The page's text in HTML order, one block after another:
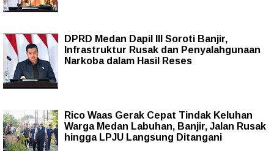
DPRD Medan Dapil III Soroti Banjir,
Infrastruktur Rusak dan Penyalahgunaan
Narkoba dalam Hasil Reses
Rico Waas Gerak Cepat Tindak Keluhan
Warga Medan Labuhan, Banjir, Jalan Rusak
hingga LPJU Langsung Ditangani